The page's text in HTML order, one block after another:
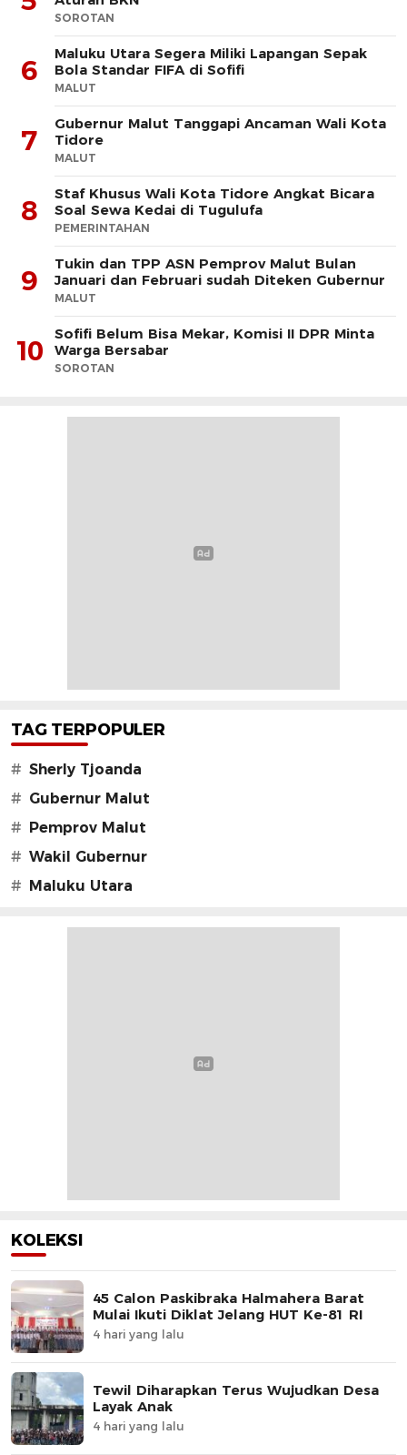
SOROTAN
6
Maluku Utara Segera Miliki Lapangan Sepak
Bola Standar FIFA di Sofifi
MALUT
7
Gubernur Malut Tanggapi Ancaman Wali Kota
Tidore
MALUT
8
Staf Khusus Wali Kota Tidore Angkat Bicara
Soal Sewa Kedai di Tugulufa
PEMERINTAHAN
9
Tukin dan TPP ASN Pemprov Malut Bulan
Januari dan Februari sudah Diteken Gubernur
MALUT
10
Sofifi Belum Bisa Mekar, Komisi II DPR Minta
Warga Bersabar
SOROTAN
TAG TERPOPULER
# Sherly Tjoanda
# Gubernur Malut
# Pemprov Malut
# Wakil Gubernur
# Maluku Utara
KOLEKSI
45 Calon Paskibraka Halmahera Barat
Mulai Ikuti Diklat Jelang HUT Ke-81 RI
4 hari yang lalu
Tewil Diharapkan Terus Wujudkan Desa
Layak Anak
4 hari yang lalu